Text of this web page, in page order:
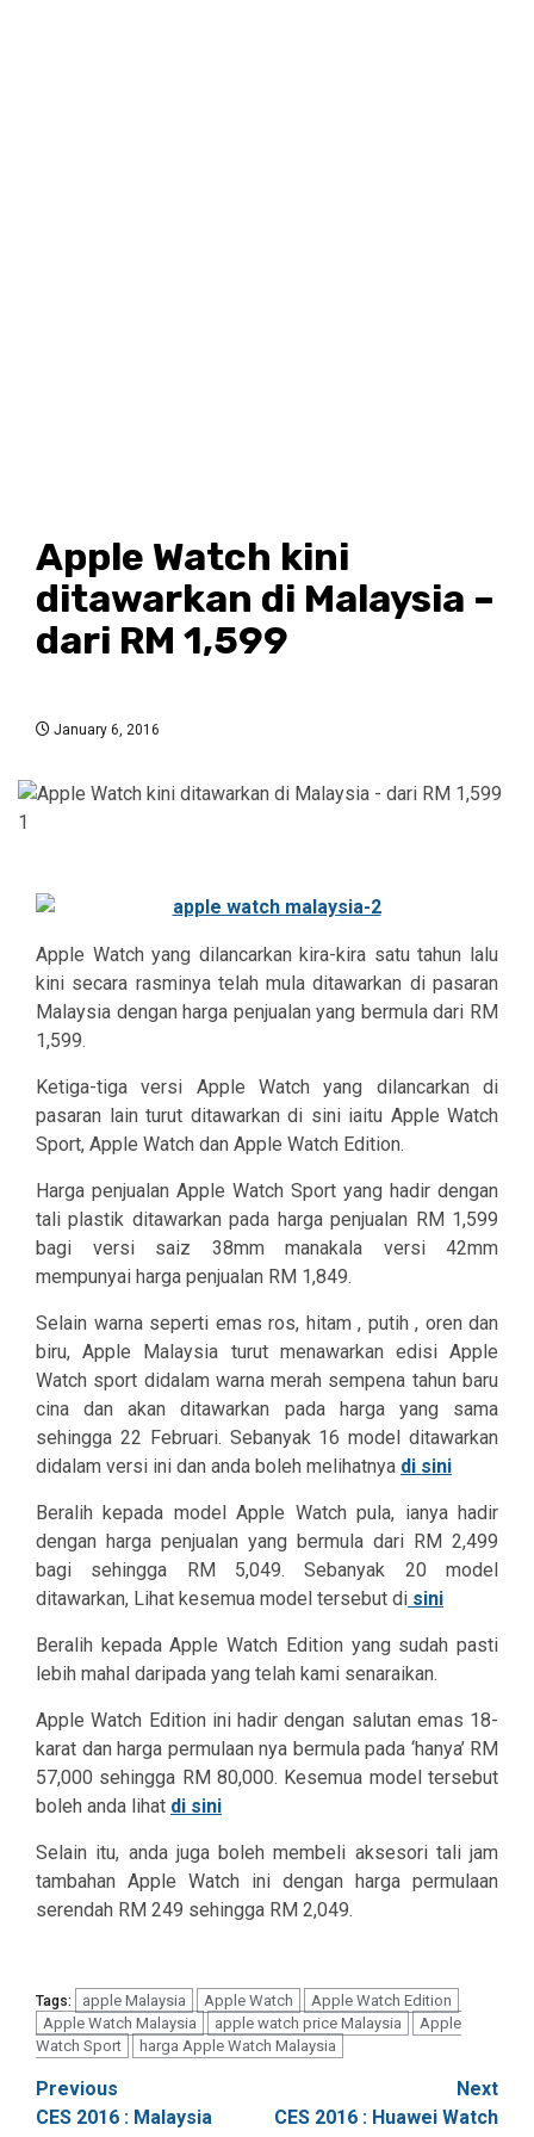
Apple Watch kini
ditawarkan di Malaysia –
dari RM 1,599
January 6, 2016
Apple Watch yang dilancarkan kira-kira satu tahun lalu
kini secara rasminya telah mula ditawarkan di pasaran
Malaysia dengan harga penjualan yang bermula dari RM
1,599.
Ketiga-tiga versi Apple Watch yang dilancarkan di
pasaran lain turut ditawarkan di sini iaitu Apple Watch
Sport, Apple Watch dan Apple Watch Edition.
Harga penjualan Apple Watch Sport yang hadir dengan
tali plastik ditawarkan pada harga penjualan RM 1,599
bagi versi saiz 38mm manakala versi 42mm
mempunyai harga penjualan RM 1,849.
Selain warna seperti emas ros, hitam , putih , oren dan
biru, Apple Malaysia turut menawarkan edisi Apple
Watch sport didalam warna merah sempena tahun baru
cina dan akan ditawarkan pada harga yang sama
sehingga 22 Februari. Sebanyak 16 model ditawarkan
didalam versi ini dan anda boleh melihatnya di sini
Beralih kepada model Apple Watch pula, ianya hadir
dengan harga penjualan yang bermula dari RM 2,499
bagi sehingga RM 5,049. Sebanyak 20 model
ditawarkan, Lihat kesemua model tersebut di sini
Beralih kepada Apple Watch Edition yang sudah pasti
lebih mahal daripada yang telah kami senaraikan.
Apple Watch Edition ini hadir dengan salutan emas 18-
karat dan harga permulaan nya bermula pada ‘hanya’ RM
57,000 sehingga RM 80,000. Kesemua model tersebut
boleh anda lihat di sini
Selain itu, anda juga boleh membeli aksesori tali jam
tambahan Apple Watch ini dengan harga permulaan
serendah RM 249 sehingga RM 2,049.
Tags: apple Malaysia Apple Watch
Apple Watch Edition
Apple Watch Malaysia
apple watch price Malaysia
Apple
Watch Sport
harga Apple Watch Malaysia
Post
Previous
CES 2016 : Malaysia
Next
CES 2016 : Huawei Watch